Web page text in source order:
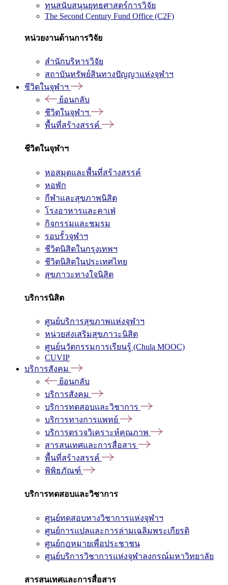
ทุนสนับสนุนยุทธศาสตร์การวิจัย
The Second Century Fund Office (C2F)
หน่วยงานด้านการวิจัย
สำนักบริหารวิจัย
สถาบันทรัพย์สินทางปัญญาแห่งจุฬาฯ
ชีวิตในจุฬาฯ
ย้อนกลับ
ชีวิตในจุฬาฯ
พื้นที่สร้างสรรค์
ชีวิตในจุฬาฯ
หอสมุดและพื้นที่สร้างสรรค์
หอพัก
กีฬาและสุขภาพนิสิต
โรงอาหารและคาเฟ่
กิจกรรมและชมรม
รอบรั้วจุฬาฯ
ชีวิตนิสิตในกรุงเทพฯ
ชีวิตนิสิตในประเทศไทย
สุขภาวะทางใจนิสิต
บริการนิสิต
ศูนย์บริการสุขภาพแห่งจุฬาฯ
หน่วยส่งเสริมสุขภาวะนิสิต
ศูนย์นวัตกรรมการเรียนรู้ (Chula MOOC)
CUVIP
บริการสังคม
ย้อนกลับ
บริการสังคม
บริการทดสอบและวิชาการ
บริการทางการแพทย์
บริการตรวจวิเคราะห์คุณภาพ
สารสนเทศและการสื่อสาร
พื้นที่สร้างสรรค์
พิพิธภัณฑ์
บริการทดสอบและวิชาการ
ศูนย์ทดสอบทางวิชาการแห่งจุฬาฯ
ศูนย์การแปลและการล่ามเฉลิมพระเกียรติ
ศูนย์กฎหมายเพื่อประชาชน
ศูนย์บริการวิชาการแห่งจุฬาลงกรณ์มหาวิทยาลัย
สารสนเทศและการสื่อสาร